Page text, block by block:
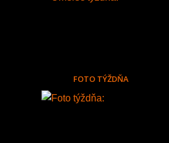
FOTO TÝŽDŇA